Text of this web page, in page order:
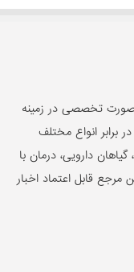
تخصصی در زمینه
انواع مختلف
دارویی، درمان با
قابل اعتماد اخبار